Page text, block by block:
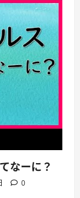
なーに？
0